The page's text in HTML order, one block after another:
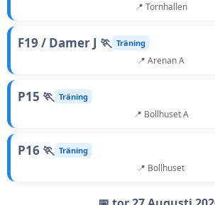
📍 Tornhallen
F19 / Damer J 🏃 Träning
📍 Arenan A
P15 🏃 Träning
📍 Bollhuset A
P16 🏃 Träning
📍 Bollhuset